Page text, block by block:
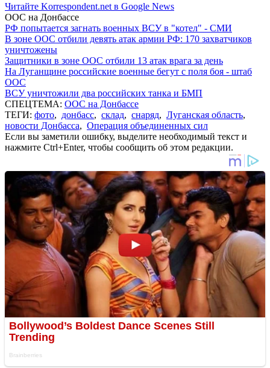
Читайте Korrespondent.net в Google News
ООС на Донбассе
РФ попытается загнать военных ВСУ в "котел" - СМИ
В зоне ООС отбили девять атак армии РФ: 170 захватчиков
уничтожены
Защитники в зоне ООС отбили 13 атак врага за день
На Луганщине российские военные бегут с поля боя - штаб
ООС
ВСУ уничтожили два российских танка и БМП
СПЕЦТЕМА: ООС на Донбассе
ТЕГИ: фото, донбасс, склад, снаряд, Луганская область,
новости Донбасса, Операция объединенных сил
Если вы заметили ошибку, выделите необходимый текст и
нажмите Ctrl+Enter, чтобы сообщить об этом редакции.